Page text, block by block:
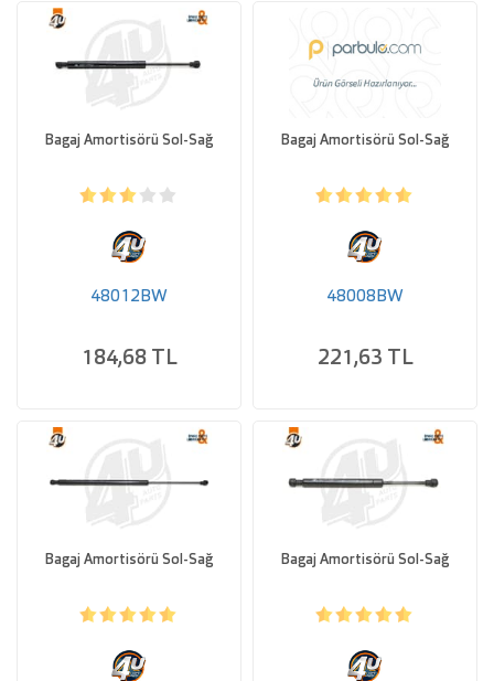
Bagaj Amortisörü Sol-Sağ
48012BW
184,68 TL
Bagaj Amortisörü Sol-Sağ
48008BW
221,63 TL
Bagaj Amortisörü Sol-Sağ Bagaj Amortisörü Sol-Sağ